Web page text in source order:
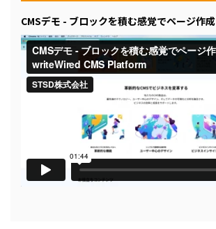
CMSデモ - ブロックを積む感覚でページ作成